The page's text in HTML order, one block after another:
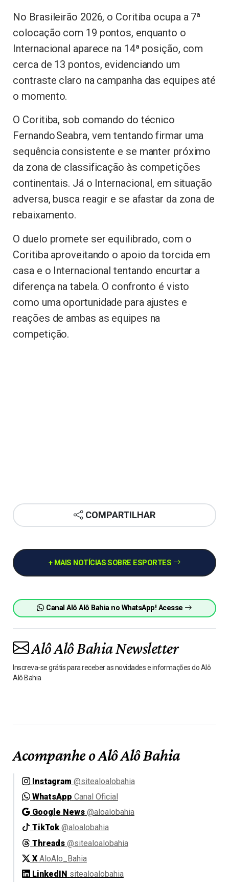
No Brasileirão 2026, o Coritiba ocupa a 7ª
colocação com 19 pontos, enquanto o
Internacional aparece na 14ª posição, com
cerca de 13 pontos, evidenciando um
contraste claro na campanha das equipes até
o momento.
O Coritiba, sob comando do técnico
Fernando Seabra, vem tentando firmar uma
sequência consistente e se manter próximo
da zona de classificação às competições
continentais. Já o Internacional, em situação
adversa, busca reagir e se afastar da zona de
rebaixamento.
O duelo promete ser equilibrado, com o
Coritiba aproveitando o apoio da torcida em
casa e o Internacional tentando encurtar a
diferença na tabela. O confronto é visto
como uma oportunidade para ajustes e
reações de ambas as equipes na
competição.
COMPARTILHAR
+ MAIS NOTÍCIAS SOBRE ESPORTES
Canal Alô Alô Bahia no WhatsApp! Acesse
Alô Alô Bahia Newsletter
Inscreva-se grátis para receber as novidades e informações do Alô
Alô Bahia
Acompanhe o Alô Alô Bahia
Instagram @sitealoalobahia
WhatsApp Canal Oficial
Google News @aloalobahia
TikTok @aloalobahia
Threads @sitealoalobahia
X AloAlo_Bahia
LinkedIN sitealoalobahia